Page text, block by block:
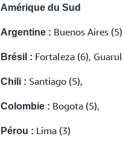
Amérique du Sud
Argentine : Buenos Aires (5)
Brésil : Fortaleza (6),
Chili : Santiago (5),
Colombie : Bogota (5),
Pérou : Lima (3)